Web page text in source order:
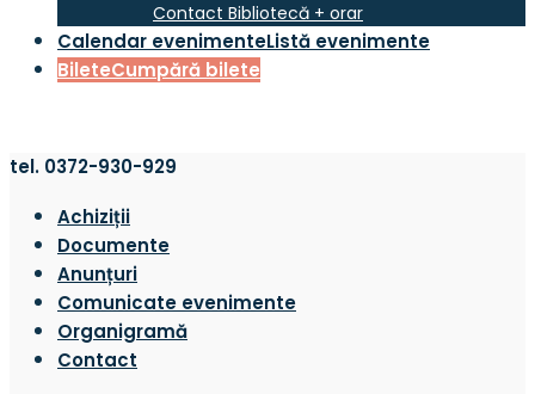
Contact Bibliotecă + orar
Calendar evenimenteListă evenimente
BileteCumpără bilete
tel. 0372-930-929
Achiziții
Documente
Anunțuri
Comunicate evenimente
Organigramă
Contact